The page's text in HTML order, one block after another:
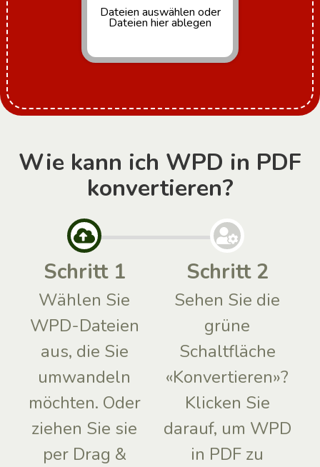
Dateien auswählen oder
Dateien hier ablegen
Wie kann ich WPD in PDF
konvertieren?
Schritt 1
Wählen Sie
WPD-Dateien
aus, die Sie
umwandeln
möchten. Oder
ziehen Sie sie
per Drag &
Schritt 2
Sehen Sie die
grüne
Schaltfläche
«Konvertieren»?
Klicken Sie
darauf, um WPD
in PDF zu